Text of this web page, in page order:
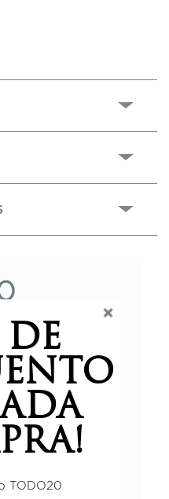
DE
TODO20